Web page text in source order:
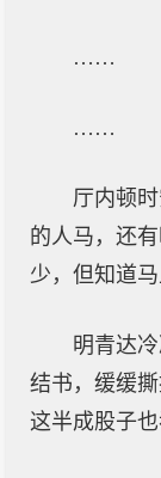
……
……
厅内顿
的人马，还
少，但知道
明青达
结书，缓缓
这半成股子